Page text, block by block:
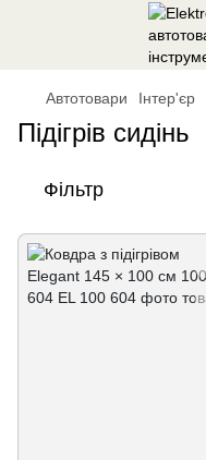
Автотовари Інтер'єр
Підігрів сидінь
Фільтр